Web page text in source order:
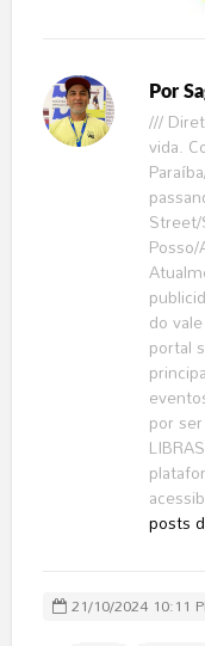
Por
///
vida.
do
portal
por
posts
21/10/2024 10:11